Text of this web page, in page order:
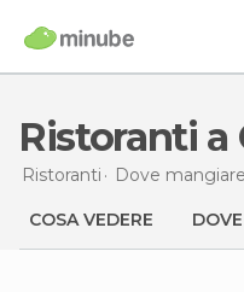
Ristoranti
Ristoranti Dove
COSA VEDERE